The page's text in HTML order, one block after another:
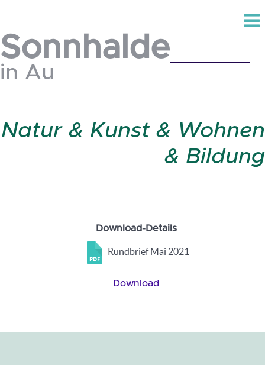
Sonnhalde
in Au
Natur & Kunst & Wohnen
& Bildung
Download-Details
Rundbrief Mai 2021
Download